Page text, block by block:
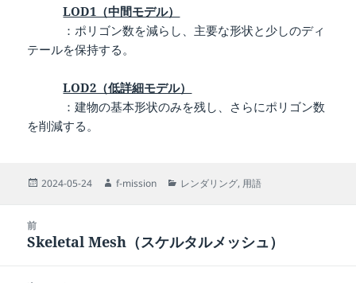
LOD1（中間モデル）
：ポリゴン数を減らし、主要な形状と少しのディ
テールを保持する。
LOD2（低詳細モデル）
：建物の基本形状のみを残し、さらにポリゴン数
を削減する。
投
2024-05-24
作
f-mission
カ
ー
レンダリング, 用語
前
前
Skeletal Mesh（スケルタルメッシュ）